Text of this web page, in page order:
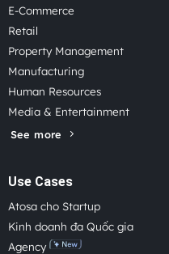
E-Commerce
Retail
Property Management
Manufacturing
Human Resources
Media & Entertainment
See more
Use Cases
Atosa cho Startup
Kinh doanh đa Quốc gia
Agency